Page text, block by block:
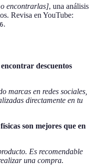
encontrarlas], una análisis
Revisa en YouTube:
.
descuentos
marcas en redes sociales,
directamente en tu
son mejores que en
Es recomendable
una compra.